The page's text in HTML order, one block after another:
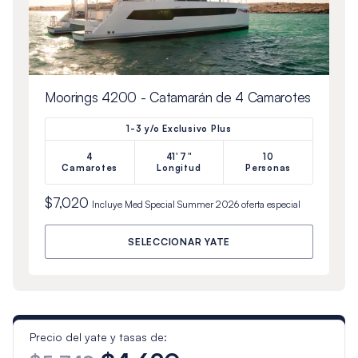
Moorings 4200 - Catamarán de 4 Camarotes
1-3 y/o Exclusivo Plus
4
Camarotes
41'7"
Longitud
10
Personas
$7,020 Incluye Med Special Summer 2026oferta especial
SELECCIONAR YATE
Precio del yate y tasas de: